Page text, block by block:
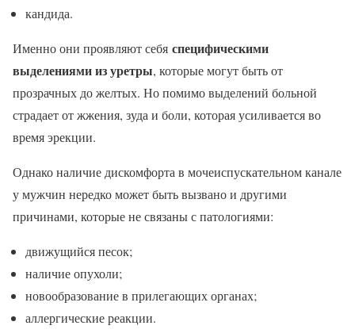
кандида.
Именно они проявляют себя специфическими
выделениями из уретры, которые могут быть от
прозрачных до желтых. Но помимо выделений больной
страдает от жжения, зуда и боли, которая усиливается во
время эрекции.
Однако наличие дискомфорта в мочеиспускательном канале
у мужчин нередко может быть вызвано и другими
причинами, которые не связаны с патологиями:
движущийся песок;
наличие опухоли;
новообразование в прилегающих органах;
аллергические реакции.